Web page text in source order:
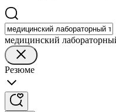
медицинский
Резюме